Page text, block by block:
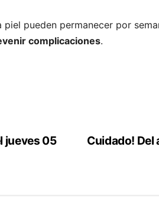
pueden permanecer por
complicaciones.
Cuidado! Del
jueves 05